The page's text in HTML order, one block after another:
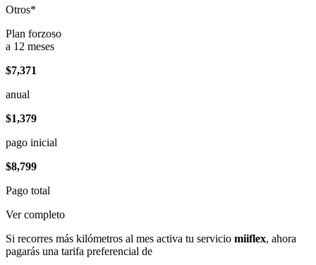
Otros*
Plan forzoso
a 12 meses
$7,371
anual
$1,379
pago inicial
$8,799
Pago total
Ver completo
Si recorres más kilómetros al mes activa tu servicio miiflex, ahora
pagarás una tarifa preferencial de